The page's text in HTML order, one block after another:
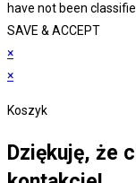
have not been
SAVE & ACCEPT
×
×
Koszyk
Dziękuję, że